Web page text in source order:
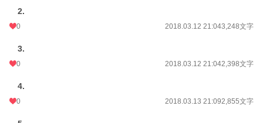
2.
0 2018.03.12 21:043,248文字
3.
0 2018.03.12 21:042,398文字
4.
0 2018.03.13 21:092,855文字